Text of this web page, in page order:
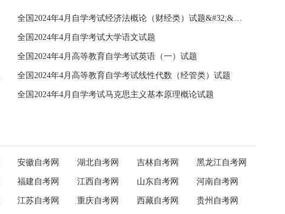
全国2024年4月自学考试经济法概论（财经类）试题&#32;&#32;
全国2024年4月自学考试大学语文试题
全国2024年4月高等教育自学考试英语（一）试题
全国2024年4月高等教育自学考试线性代数（经管类）试题
全国2024年4月自学考试马克思主义基本原理概论试题
安徽自考网 湖北自考网 吉林自考网 黑龙江自考网
福建自考网 江西自考网 山东自考网 河南自考网
江苏自考网 重庆自考网 西藏自考网 贵州自考网